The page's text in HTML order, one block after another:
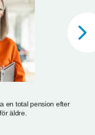
en total pension efter
äldre.